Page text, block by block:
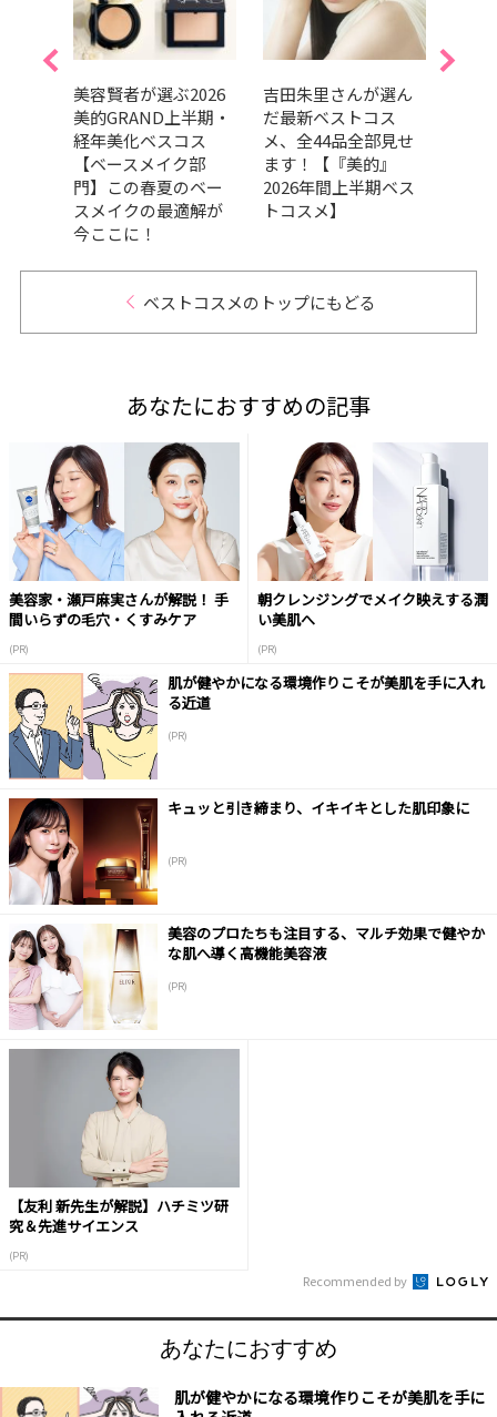
美容賢者が選ぶ2026
美的GRAND上半期・
経年美化ベスコス
【ベースメイク部
門】この春夏のベー
スメイクの最適解が
今ここに！
吉田朱里さんが選ん
だ最新ベストコス
メ、全44品全部見せ
ます！【『美的』
2026年間上半期ベス
トコスメ】
ベストコスメのトップにもどる
あなたにおすすめの記事
美容家・瀬戸麻実さんが解説！ 手
間いらずの毛穴・くすみケア
(PR)
朝クレンジングでメイク映えする潤
い美肌へ
(PR)
肌が健やかになる環境作りこそが美肌を手に入れ
る近道
(PR)
キュッと引き締まり、イキイキとした肌印象に
(PR)
美容のプロたちも注目する、マルチ効果で健やか
な肌へ導く高機能美容液
(PR)
【友利 新先生が解説】ハチミツ研
究＆先進サイエンス
(PR)
Recommended by
あなたにおすすめ
肌が健やかになる環境作りこそが美肌を手に